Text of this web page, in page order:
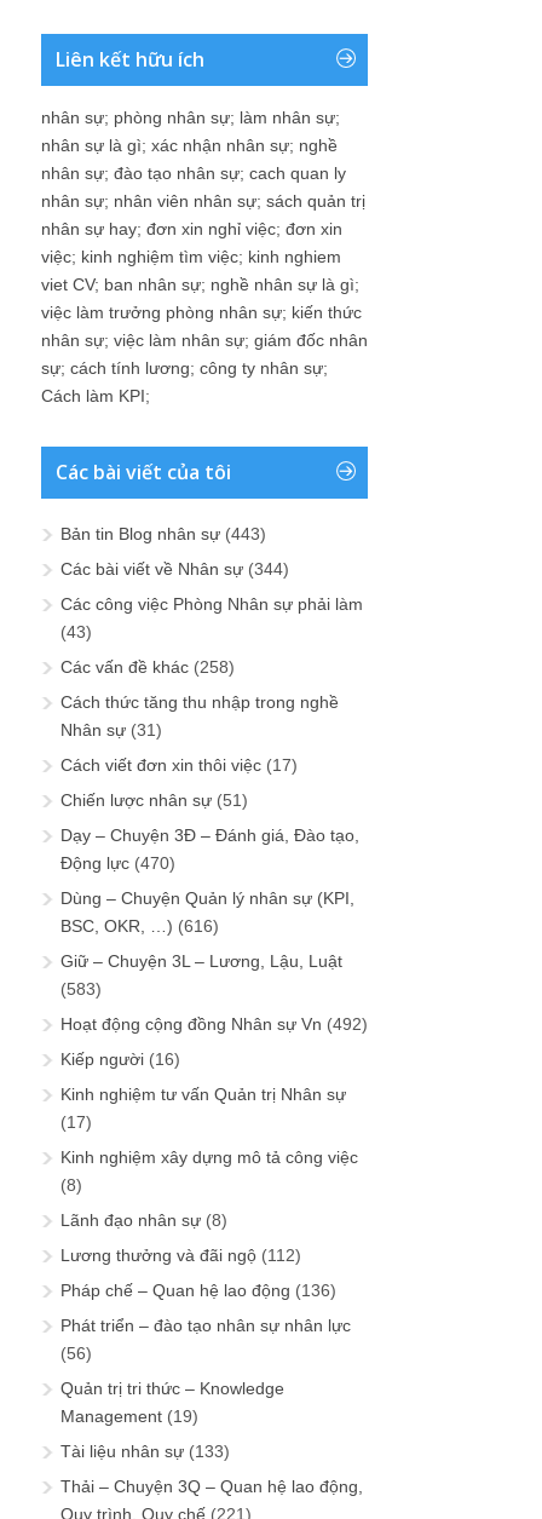
Liên kết hữu ích
nhân sự; phòng nhân sự; làm nhân sự;
nhân sự là gì; xác nhận nhân sự; nghề
nhân sự; đào tạo nhân sự; cach quan ly
nhân sự; nhân viên nhân sự; sách quản trị
nhân sự hay; đơn xin nghỉ việc; đơn xin
việc; kinh nghiệm tìm việc; kinh nghiem
viet CV; ban nhân sự; nghề nhân sự là gì;
việc làm trưởng phòng nhân sự; kiến thức
nhân sự; việc làm nhân sự; giám đốc nhân
sự; cách tính lương; công ty nhân sự;
Cách làm KPI;
Các bài viết của tôi
Bản tin Blog nhân sự (443)
Các bài viết về Nhân sự (344)
Các công việc Phòng Nhân sự phải làm
(43)
Các vấn đề khác (258)
Cách thức tăng thu nhập trong nghề
Nhân sự (31)
Cách viết đơn xin thôi việc (17)
Chiến lược nhân sự (51)
Dạy – Chuyện 3Đ – Đánh giá, Đào tạo,
Động lực (470)
Dùng – Chuyện Quản lý nhân sự (KPI,
BSC, OKR, …) (616)
Giữ – Chuyện 3L – Lương, Lậu, Luật
(583)
Hoạt động cộng đồng Nhân sự Vn (492)
Kiếp người (16)
Kinh nghiệm tư vấn Quản trị Nhân sự
(17)
Kinh nghiệm xây dựng mô tả công việc
(8)
Lãnh đạo nhân sự (8)
Lương thưởng và đãi ngộ (112)
Pháp chế – Quan hệ lao động (136)
Phát triển – đào tạo nhân sự nhân lực
(56)
Quản trị tri thức – Knowledge
Management (19)
Tài liệu nhân sự (133)
Thải – Chuyện 3Q – Quan hệ lao động,
Quy trình, Quy chế (221)